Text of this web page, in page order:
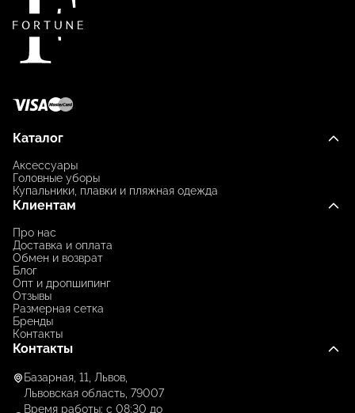
Каталог
Аксессуары
Головные уборы
Купальники, плавки и пляжная одежда
Клиентам
Про нас
Доставка и оплата
Обмен и возврат
Блог
Опт и дропшипинг
Отзывы
Размерная сетка
Бренды
Контакты
Контакты
Базарная, 11, Львов,
Львовская область, 79007
Время работы: с 08:30 до